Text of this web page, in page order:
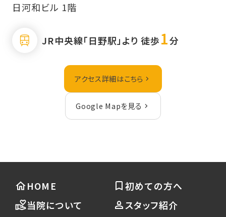
日河和ビル 1階
JR中央線「日野駅」より 徒歩1分
アクセス詳細はこちら
Google Mapを見る
HOME
初めての方へ
当院について
スタッフ紹介